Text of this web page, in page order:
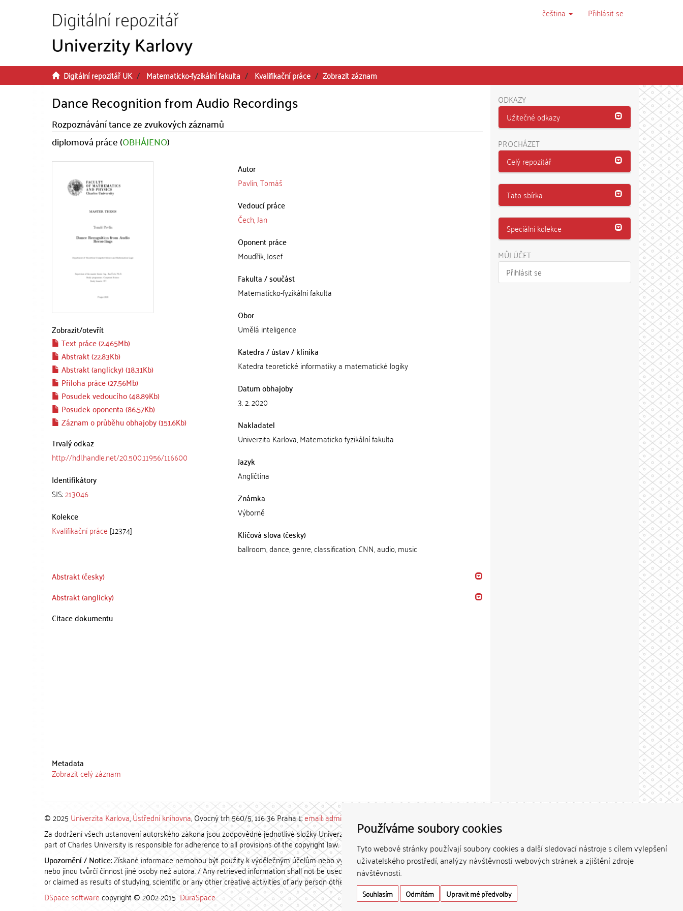
Používáme soubory cookies
Tyto webové stránky používají soubory cookies a další sledovací nástroje s cílem vylepšení
uživatelského prostředí, analýzy návštěvnosti webových stránek a zjištění zdroje
návštěvnosti.
Souhlasím Odmítám Upravit mé předvolby
čeština Přihlásit se
Digitální repozitář UK Matematicko-fyzikální fakulta Kvalifikační práce Zobrazit záznam
Dance Recognition from Audio Recordings
Rozpoznávání tance ze zvukových záznamů
diplomová práce (OBHÁJENO)
Zobrazit/otevřít
Text práce (2.465Mb)
Abstrakt (22.83Kb)
Abstrakt (anglicky) (18.31Kb)
Příloha práce (27.56Mb)
Posudek vedoucího (48.89Kb)
Posudek oponenta (86.57Kb)
Záznam o průběhu obhajoby (151.6Kb)
Trvalý odkaz
http://hdl.handle.net/20.500.11956/116600
Identifikátory
SIS:213046
Kolekce
Kvalifikační práce [12374]
Autor
Pavlín, Tomáš
Vedoucí práce
Čech, Jan
Oponent práce
Moudřík, Josef
Fakulta / součást
Matematicko-fyzikální fakulta
Obor
Umělá inteligence
Katedra / ústav / klinika
Katedra teoretické informatiky a matematické logiky
Datum obhajoby
3. 2. 2020
Nakladatel
Univerzita Karlova, Matematicko-fyzikální fakulta
Jazyk
Angličtina
Známka
Výborně
Klíčová slova (česky)
ballroom, dance, genre, classification, CNN, audio, music
Abstrakt (česky)
Abstrakt (anglicky)
Citace dokumentu
Metadata
Zobrazit celý záznam
ODKAZY
Užitečné odkazy
PROCHÁZET
Celý repozitář
Tato sbírka
Speciální kolekce
MŮJ ÚČET
Přihlásit se
© 2025 Univerzita Karlova,Ústřední knihovna, Ovocný trh 560/5, 116 36 Praha 1;email: admin-repozitar [at] cuni.cz
Za dodržení všech ustanovení autorského zákona jsou zodpovědné jednotlivé složky Univerzity Karlovy. / Each constituent
part of Charles University is responsible for adherence to all provisions of the copyright law.
Upozornění / Notice:Získané informace nemohou být použity k výdělečným účelům nebo vydávány za studijní, vědeckou
nebo jinou tvůrčí činnost jiné osoby než autora. / Any retrieved information shall not be used for any commercial purposes
or claimed as results of studying, scientific or any other creative activities of any person other than the author.
DSpace softwarecopyright © 2002-2015 DuraSpace